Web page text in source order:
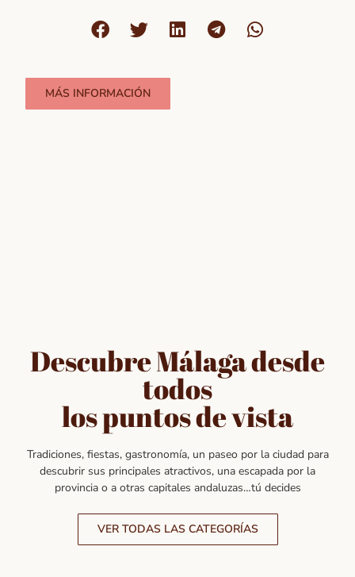
MÁS INFORMACIÓN
Descubre Málaga desde
todos
los puntos de vista
Tradiciones, fiestas, gastronomía, un paseo por la ciudad para
descubrir sus principales atractivos, una escapada por la
provincia o a otras capitales andaluzas…tú decides
VER TODAS LAS CATEGORÍAS